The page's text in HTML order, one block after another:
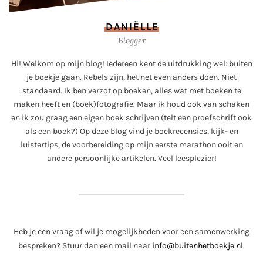
DANIËLLE
Blogger
Hi! Welkom op mijn blog! Iedereen kent de uitdrukking wel: buiten
je boekje gaan. Rebels zijn, het net even anders doen. Niet
standaard. Ik ben verzot op boeken, alles wat met boeken te
maken heeft en (boek)fotografie. Maar ik houd ook van schaken
en ik zou graag een eigen boek schrijven (telt een proefschrift ook
als een boek?) Op deze blog vind je boekrecensies, kijk- en
luistertips, de voorbereiding op mijn eerste marathon ooit en
andere persoonlijke artikelen. Veel leesplezier!
Heb je een vraag of wil je mogelijkheden voor een samenwerking
bespreken? Stuur dan een mail naar info@buitenhetboekje.nl.